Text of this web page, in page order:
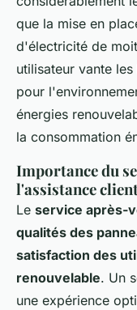
que la mise en
d'électricité de
utilisateur vante les
pour
énergies
la consommation
Importance du
l'assistance
Le service après-
qualités des
satisfaction des
renouvelable. Un
une expérience